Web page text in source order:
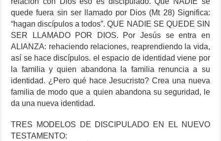
quede fuera sin ser llamado por Dios (Mt 28) Significa:
“hagan discípulos a todos”. QUE NADIE SE QUEDE SIN
SER LLAMADO POR DIOS. Por Jesús se entra en
ALIANZA: rehaciendo relaciones, reaprendiendo la vida,
así se hace discípulos. el espacio de identidad viene por
la familia y quien abandona la familia renuncia a su
identidad. ¿Pero qué hace Jesucristo? Crea una nueva
familia de modo que a quien abandona su seguridad, le
da una nueva identidad.
TRES MODELOS DE DISCIPULADO EN EL NUEVO
TESTAMENTO: